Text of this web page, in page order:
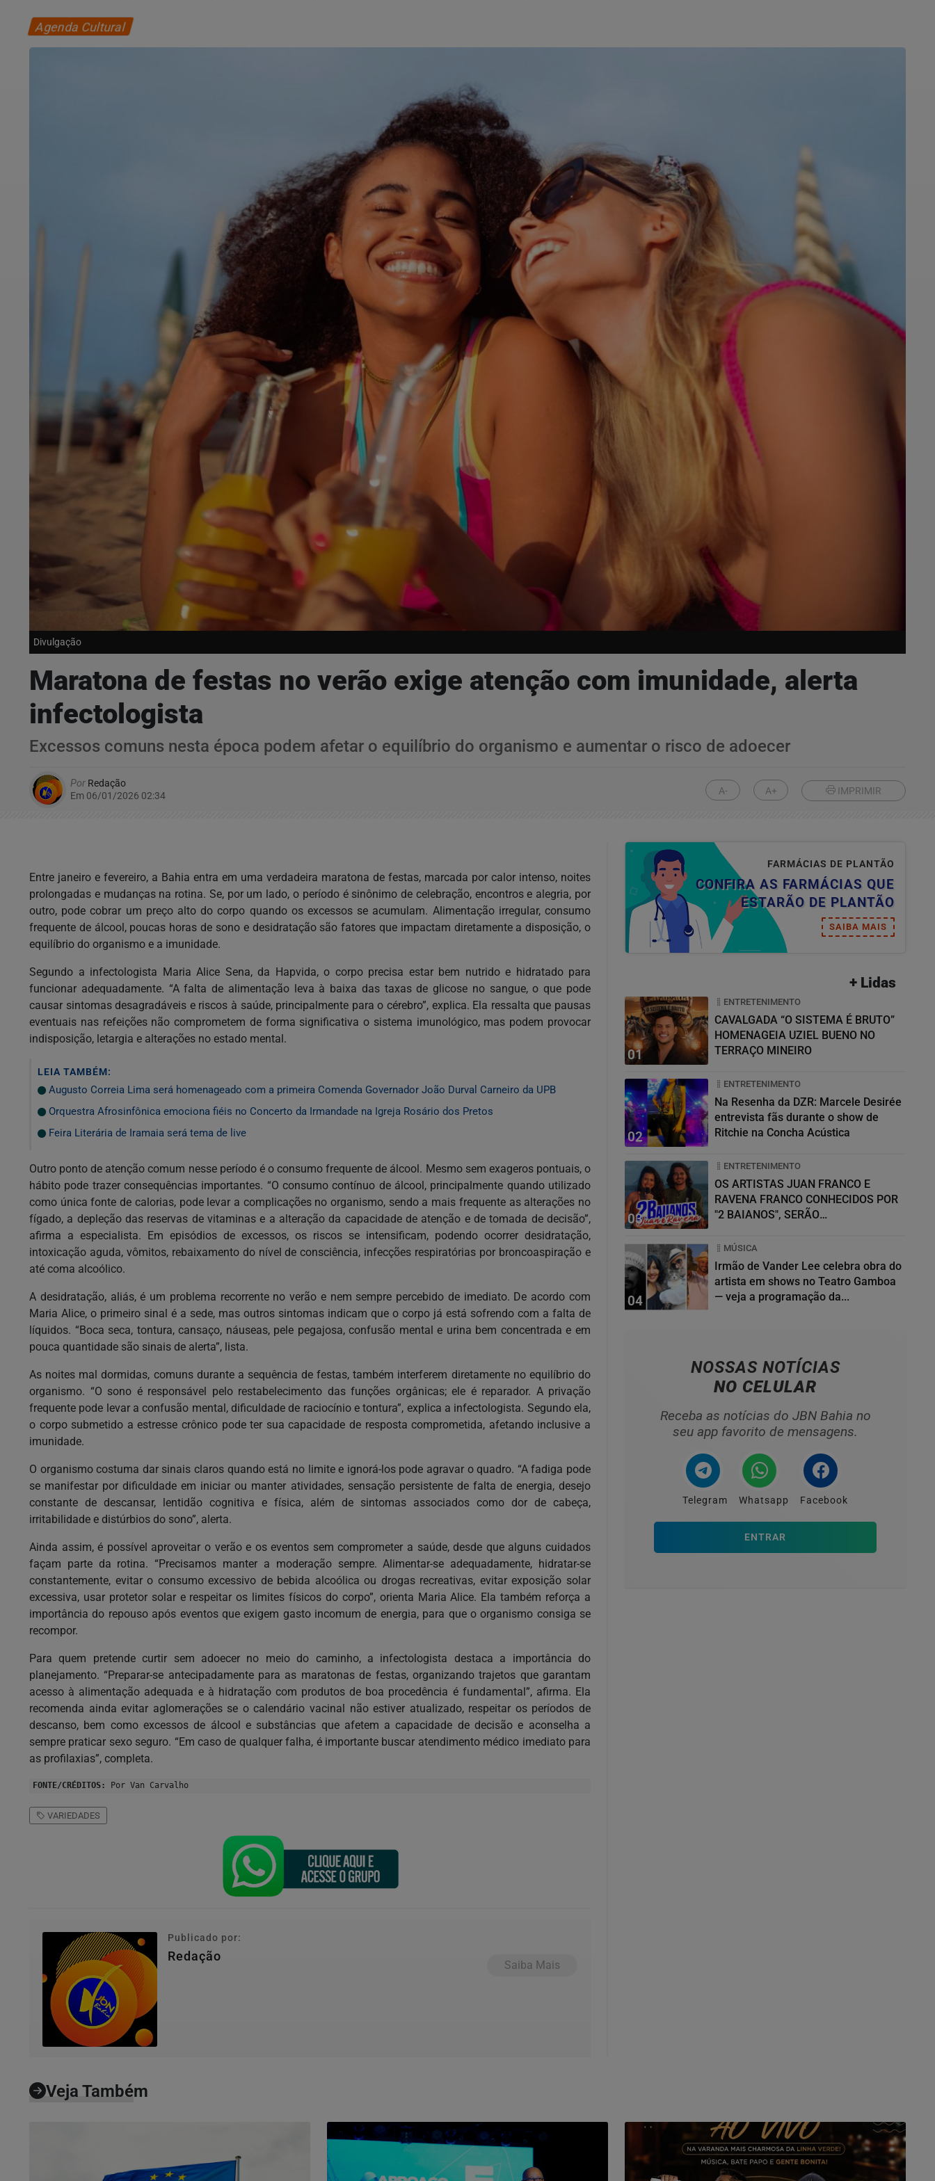
Agenda Cultural
Divulgação
Maratona de festas no verão exige atenção com imunidade, alerta
infectologista
Excessos comuns nesta época podem afetar o equilíbrio do organismo e aumentar o risco de adoecer
Por Redação
Em 06/01/2026 02:34
A- A+ IMPRIMIR
Entre janeiro e fevereiro, a Bahia entra em uma verdadeira maratona de festas, marcada por calor intenso, noites
prolongadas e mudanças na rotina. Se, por um lado, o período é sinônimo de celebração, encontros e alegria, por
outro, pode cobrar um preço alto do corpo quando os excessos se acumulam. Alimentação irregular, consumo
frequente de álcool, poucas horas de sono e desidratação são fatores que impactam diretamente a disposição, o
equilíbrio do organismo e a imunidade.
Segundo a infectologista Maria Alice Sena, da Hapvida, o corpo precisa estar bem nutrido e hidratado para
funcionar adequadamente. “A falta de alimentação leva à baixa das taxas de glicose no sangue, o que pode
causar sintomas desagradáveis e riscos à saúde, principalmente para o cérebro”, explica. Ela ressalta que pausas
eventuais nas refeições não comprometem de forma significativa o sistema imunológico, mas podem provocar
indisposição, letargia e alterações no estado mental.
LEIA TAMBÉM:
Augusto Correia Lima será homenageado com a primeira Comenda Governador João Durval Carneiro da UPB
Orquestra Afrosinfônica emociona fiéis no Concerto da Irmandade na Igreja Rosário dos Pretos
Feira Literária de Iramaia será tema de live
Outro ponto de atenção comum nesse período é o consumo frequente de álcool. Mesmo sem exageros pontuais, o
hábito pode trazer consequências importantes. “O consumo contínuo de álcool, principalmente quando utilizado
como única fonte de calorias, pode levar a complicações no organismo, sendo a mais frequente as alterações no
fígado, a depleção das reservas de vitaminas e a alteração da capacidade de atenção e de tomada de decisão”,
afirma a especialista. Em episódios de excessos, os riscos se intensificam, podendo ocorrer desidratação,
intoxicação aguda, vômitos, rebaixamento do nível de consciência, infecções respiratórias por broncoaspiração e
até coma alcoólico.
A desidratação, aliás, é um problema recorrente no verão e nem sempre percebido de imediato. De acordo com
Maria Alice, o primeiro sinal é a sede, mas outros sintomas indicam que o corpo já está sofrendo com a falta de
líquidos. “Boca seca, tontura, cansaço, náuseas, pele pegajosa, confusão mental e urina bem concentrada e em
pouca quantidade são sinais de alerta”, lista.
As noites mal dormidas, comuns durante a sequência de festas, também interferem diretamente no equilíbrio do
organismo. “O sono é responsável pelo restabelecimento das funções orgânicas; ele é reparador. A privação
frequente pode levar a confusão mental, dificuldade de raciocínio e tontura”, explica a infectologista. Segundo ela,
o corpo submetido a estresse crônico pode ter sua capacidade de resposta comprometida, afetando inclusive a
imunidade.
O organismo costuma dar sinais claros quando está no limite e ignorá-los pode agravar o quadro. “A fadiga pode
se manifestar por dificuldade em iniciar ou manter atividades, sensação persistente de falta de energia, desejo
constante de descansar, lentidão cognitiva e física, além de sintomas associados como dor de cabeça,
irritabilidade e distúrbios do sono”, alerta.
Ainda assim, é possível aproveitar o verão e os eventos sem comprometer a saúde, desde que alguns cuidados
façam parte da rotina. “Precisamos manter a moderação sempre. Alimentar-se adequadamente, hidratar-se
constantemente, evitar o consumo excessivo de bebida alcoólica ou drogas recreativas, evitar exposição solar
excessiva, usar protetor solar e respeitar os limites físicos do corpo”, orienta Maria Alice. Ela também reforça a
importância do repouso após eventos que exigem gasto incomum de energia, para que o organismo consiga se
recompor.
Para quem pretende curtir sem adoecer no meio do caminho, a infectologista destaca a importância do
planejamento. “Preparar-se antecipadamente para as maratonas de festas, organizando trajetos que garantam
acesso à alimentação adequada e à hidratação com produtos de boa procedência é fundamental”, afirma. Ela
recomenda ainda evitar aglomerações se o calendário vacinal não estiver atualizado, respeitar os períodos de
descanso, bem como excessos de álcool e substâncias que afetem a capacidade de decisão e aconselha a
sempre praticar sexo seguro. “Em caso de qualquer falha, é importante buscar atendimento médico imediato para
as profilaxias”, completa.
FONTE/CRÉDITOS: Por Van Carvalho
VARIEDADES
Publicado por:
Redação
Saiba Mais
FARMÁCIAS DE PLANTÃO
CONFIRA AS FARMÁCIAS QUE
ESTARÃO DE PLANTÃO
SAIBA MAIS
+ Lidas
01
ENTRETENIMENTO
CAVALGADA “O SISTEMA É BRUTO”
HOMENAGEIA UZIEL BUENO NO
TERRAÇO MINEIRO
02
ENTRETENIMENTO
Na Resenha da DZR: Marcele Desirée
entrevista fãs durante o show de
Ritchie na Concha Acústica
03
ENTRETENIMENTO
OS ARTISTAS JUAN FRANCO E
RAVENA FRANCO CONHECIDOS POR
"2 BAIANOS", SERÃO
04
MÚSICA
Irmão de Vander Lee celebra obra do
artista em shows no Teatro Gamboa
— veja a programação da...
NOSSAS NOTÍCIAS
NO CELULAR
Receba as notícias do JBN Bahia no
seu app favorito de mensagens.
Telegram Whatsapp Facebook
ENTRAR
Veja Também